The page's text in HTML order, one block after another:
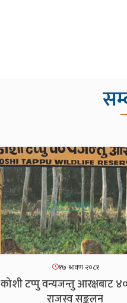
१७ श्रावण २०८१
कोशी टप्पु वन्यजन्तु आरक्षबाट
राजस्व सङ्कलन